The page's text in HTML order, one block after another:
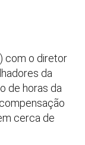
com o diretor
da
de horas da
cerca de